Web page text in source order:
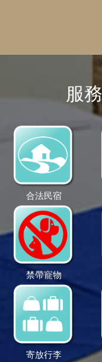
服
合法民宿
禁帶寵物
寄放行李